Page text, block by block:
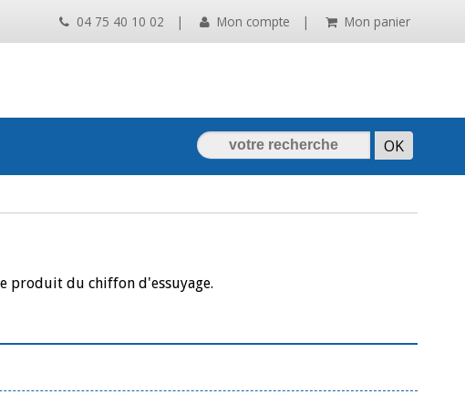
04 75 40 10 02 | Mon compte | Mon panier
produit du chiffon d'essuyage.